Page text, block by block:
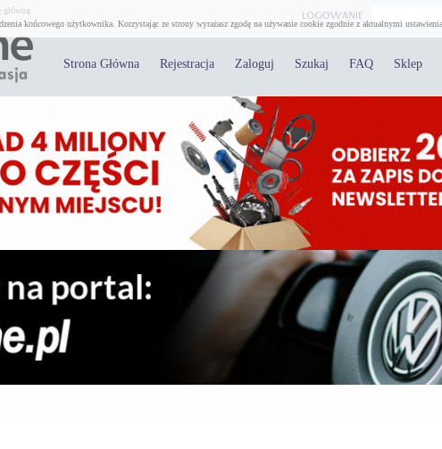
końcowego użytkownika. Korzystając ze strony wyrażasz zgodę na używanie cookie zgodnie z aktualnymi
Strona Główna Rejestracja Zaloguj Szukaj FAQ Sklep